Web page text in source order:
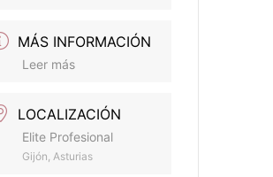
MÁS INFORMACIÓN
Leer más
LOCALIZACIÓN
Elite Profesional
Gijón, Asturias